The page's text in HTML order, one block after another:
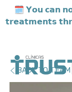
🗓️ 𝗬𝗼𝘂 𝗰𝗮𝗻
𝘁𝗿𝗲𝗮𝘁𝗺𝗲𝗻𝘁𝘀
BACK TO TEAM